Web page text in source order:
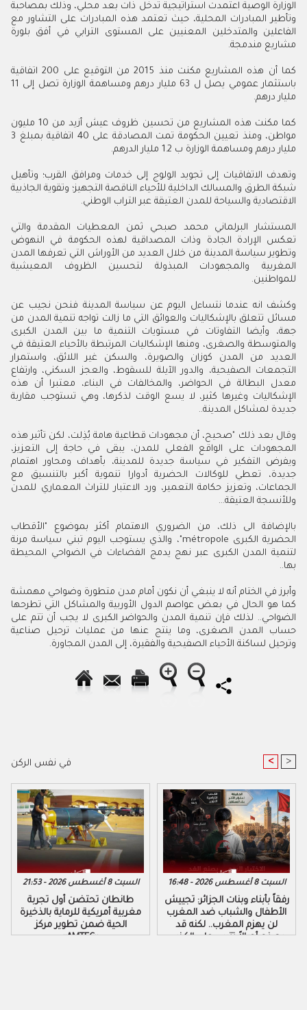
الوزارة الوصية اعتمدت استراتيجية تدخل ذات بعد محلي، وذلك بمصاحبة
وتأطير المبادرات المحلية، حيث تعتمد هذه المبادرات على التشاور مع
الفاعلين والمتدخلين المعنيين على المستوى الترابي في أفق بلورة
مشاريع مندمجة.
كما أن هذه المشاريع مكنت منذ 2015 من التوقيع على 200 اتفاقية
باستثمار عمومي يصل ل 63 مليار درهم ومساهمة الوزارة تصل إلى 11
مليار درهم.
كما مكنت هذه المشاريع من تحسين ظروف عيش أزيد من 10 مليون
مواطن، ومنذ تعيين الحكومة تمت المصادقة على 40 اتفاقية بمبلغ 3
مليار درهم ومساهمة الوزارة ب 1.2 مليار الدرهم.
وتهدف الاتفاقيات إلى تجويد الولوج إلى خدمات ومرافق القرب؛ وتأهيل
شبكة الطرق والمسالك الداخلية للأحياء الناقصة التجهيز؛ وتقوية الجاذبية
الاقتصادية والسياحة للمدن العتيقة عبر التراب الوطني.
المستشار البرلماني محمد صبحي ثمن المعطيات المقدمة والتي
تعكس الإرادة الجادة وذات المصداقية لهذه الحكومة في النهوض
وتطوير سياسة المدينة من خلال العديد من الأوراش التي تعرفها المدن
المغربية والمجهودات المبذولة لتحسين الظروف المعيشية
للمواطنين.
وكشف انه عندما نتساءل اليوم عن سياسة المدينة فنحن نجيب عن
مسائل تتعلق بالإشكاليات والعوائق التي ما زالت تواجه تنمية المدن من
جهة، وأيضا التفاوتات في مستويات التنمية ما بين المدن الكبرى
والمتوسطة والصغرى، ومنها الإشكاليات المرتبطة بالأحياء العتيقة في
العديد من المدن كوزان والصويرة، والسكن غير اللائق، واستمرار
التجمعات الصفيحية، والدور الآيلة للسقوط، والعجز السكني، وارتفاع
معدل البطالة في الحواضر، والمخالفات في البناء، معتبرا أن هذه
الإشكاليات وغيرها كثير، لا يسع الوقت لذكرها، وهي تستوجب مقاربة
جديدة لمشاكل المدينة..
وقال بعد ذلك "صحيح، أن مجهودات قطاعية هامة بُذِلت، لكن تأثير هذه
المجهودات على الواقع الفعلي للمدن، يبقى في حاجة إلى التعزيز،
ويفرض التفكير في سياسة جديدة للمدينة، بأهداف ومحاور اهتمام
جديدة، تعطي للوكالات الحضرية أدوارا تنموية أكبر بالتنسيق مع
الجماعات، وتعزيز حكامة التعمير، ورد الاعتبار للتراث المعماري للمدن
وللأنسجة العتيقة…
بالإضافة الى ذلك، من الضروري الاهتمام أكثر بموضوع "الأقطاب
الحضرية الكبرى ‪‬métropole"، والذي يستوجب اليوم تبني سياسة مرنة
لتنمية المدن الكبرى عبر نهج يدمج الفضاءات في الضواحي المحيطة
بها..‬
وأبرز في الختام أنه لا ينبغي أن نكون أمام مدن متطورة وضواحي مهمشة
كما هو الحال في بعض عواصم الدول الأوربية والمشاكل التي تطرحها
الضواحي.. لذلك فإن تنمية المدن والحواضر الكبرى لا يجب أن تتم على
حساب المدن الصغرى، وما ينتج عنها من عمليات ترحيل صناعية
وترحيل لساكنة الأحياء الصفيحية والفقيرة، إلى المدن المجاورة.
في نفس الركن < >
السبت 8 أغسطس 2026 - 21:53
طانطان تحتضن أول تجربة
مغربية أمريكية للرماية بالذخيرة
الحية ضمن تطوير مركز
«AMTEC»
السبت 8 أغسطس 2026 - 16:48
رفقاً بأبناء وبنات الجزائر: تجييش
الأطفال والشباب ضد المغرب
لن يهزم المغرب.. لكنه قد
يصنع أجيالاً تتربى على الكذب